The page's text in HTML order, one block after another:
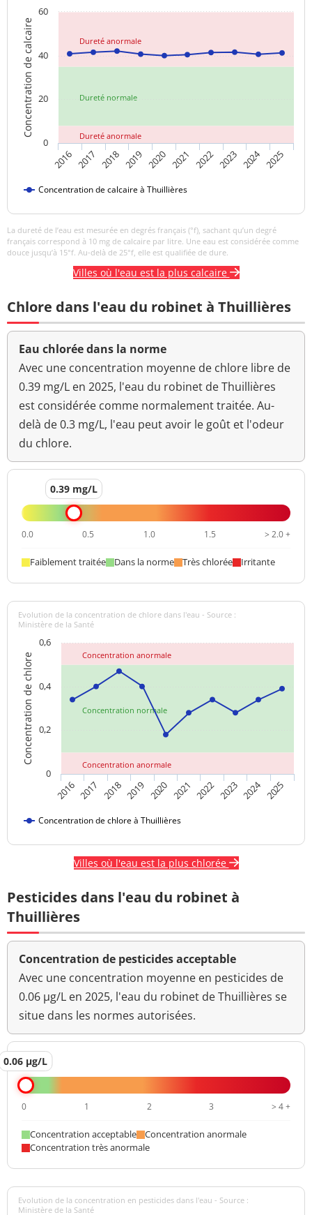
Sulfates
Titre alcalimétrique
complet
33,7 °f
Température de l'eau
Titre hydrotimétrique
Turbidité
néphélométrique NFU
0,2 NFU <=2 NFU
Dureté normale
Dureté anormale
Dureté anormale
Concentration de calcaire
Concentration de calcaire à Thuillières
2016 2017 2018 2019 2020 2021 2022 2023 2024 2025
0
20
40
60
La dureté de l’eau est mesurée en degrés français (°f), sachant qu’un degré
français correspond à 10 mg de calcaire par litre. Une eau est considérée comme
douce jusqu’à 15°f. Au-delà de 25°f, elle est qualifiée de dure.
Villes où l'eau est la plus calcaire
Chlore dans l'eau du robinet à Thuillières
Eau chlorée dans la norme
Avec une concentration moyenne de chlore libre de
0.39 mg/L en 2025, l'eau du robinet de Thuillières
est considérée comme normalement traitée. Au-
delà de 0.3 mg/L, l'eau peut avoir le goût et l'odeur
du chlore.
0.39 mg/L
0.0 0.5 1.0 1.5 > 2.0 +
Faiblement traitée Dans la norme Très chlorée Irritante
Concentration normale
Concentration anormale
Concentration anormale
Concentration de chlore
Evolution de la concentration de chlore dans l'eau - Source :
Ministère de la Santé
Concentration de chlore à Thuillières
2016 2017 2018 2019 2020 2021 2022 2023 2024 2025
0
0,2
0,4
0,6
Villes où l'eau est la plus chlorée
Pesticides dans l'eau du robinet à
Thuillières
Concentration de pesticides acceptable
Avec une concentration moyenne en pesticides de
0.06 µg/L en 2025, l'eau du robinet de Thuillières se
situe dans les normes autorisées.
0.06 µg/L
0 1 2 3 > 4 +
Concentration acceptable
Concentration anormale
Concentration très anormale
Evolution de la concentration en pesticides dans l'eau - Source :
Ministère de la Santé